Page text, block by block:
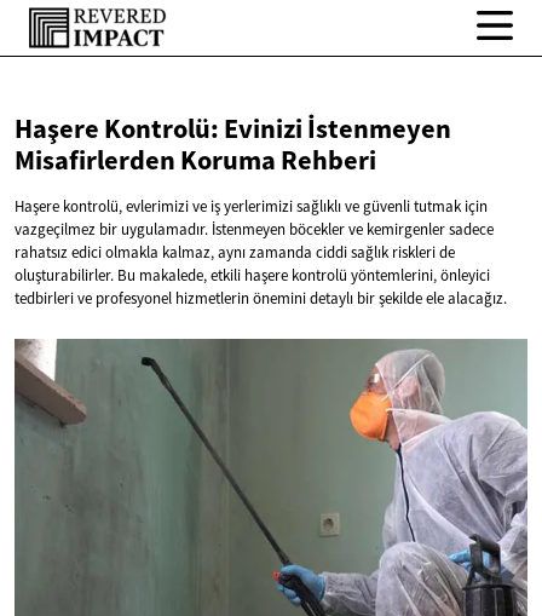
Haşere Kontrolü: Evinizi İstenmeyen
Misafirlerden Koruma Rehberi
Haşere kontrolü, evlerimizi ve iş yerlerimizi sağlıklı ve güvenli tutmak için
vazgeçilmez bir uygulamadır. İstenmeyen böcekler ve kemirgenler sadece
rahatsız edici olmakla kalmaz, aynı zamanda ciddi sağlık riskleri de
oluşturabilirler. Bu makalede, etkili haşere kontrolü yöntemlerini, önleyici
tedbirleri ve profesyonel hizmetlerin önemini detaylı bir şekilde ele alacağız.